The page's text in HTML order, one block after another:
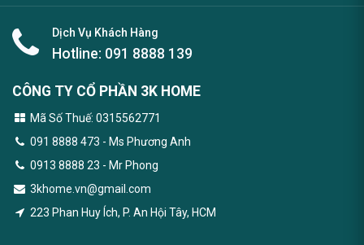
Dịch Vụ Khách Hàng
Hotline: 091 8888 139
CÔNG TY CỔ PHẦN 3K HOME
Mã Số Thuế: 0315562771
091 8888 473 - Ms Phương Anh
0913 8888 23 - Mr Phong
3khome.vn@gmail.com
223 Phan Huy Ích, P. An Hội Tây, HCM